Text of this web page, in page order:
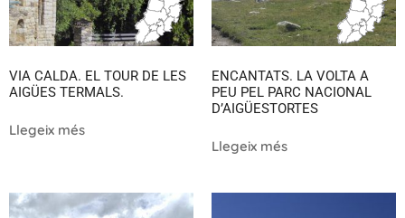
VIA CALDA. EL TOUR DE LES
AIGÜES TERMALS.
Llegeix més
ENCANTATS. LA VOLTA A
PEU PEL PARC NACIONAL
D’AIGÜESTORTES
Llegeix més